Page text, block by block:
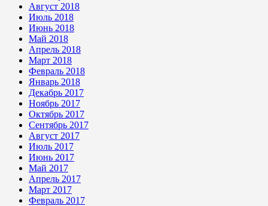
Август 2018
Июль 2018
Июнь 2018
Май 2018
Апрель 2018
Март 2018
Февраль 2018
Январь 2018
Декабрь 2017
Ноябрь 2017
Октябрь 2017
Сентябрь 2017
Август 2017
Июль 2017
Июнь 2017
Май 2017
Апрель 2017
Март 2017
Февраль 2017